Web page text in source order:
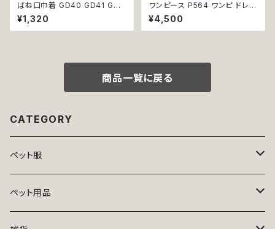
ばね口巾着 GD40 GD41 GD4
2 GD43 GD44 わんこポーチ
ポーチ デニム コットン チワワ柄
トイプードル柄 フレンチブルドッ
¥1,320
ワンピース P564 ワンピ ドレス
ハンドメイド 花 透け感 スカート
トップス 裏地付き パピー 小型
犬 犬 猫 ペット 服 犬服 猫服 犬
不可
¥4,500
商品一覧に戻る
CATEGORY
ペット服
トップス
ペット用品